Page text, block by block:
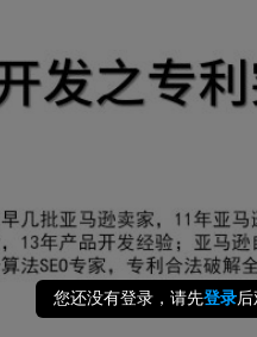
您还没有登录，请先登录